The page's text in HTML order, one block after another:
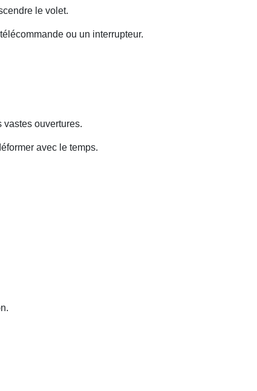
le volet.
ou un interrupteur.
ouvertures.
avec le temps.